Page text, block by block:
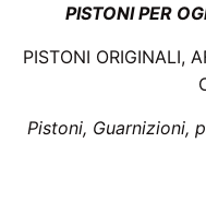
PISTONI PER
PISTONI ORIGINALI,
Pistoni, Guarnizioni,